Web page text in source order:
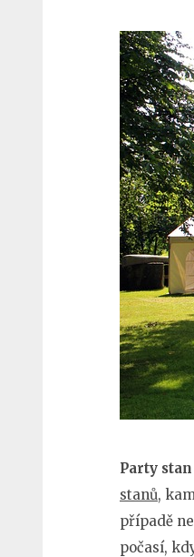
Party stan
stanů,
případě
počasí,